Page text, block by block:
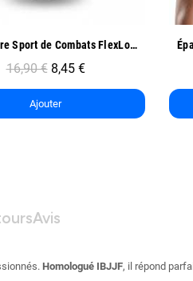
Aperçu rapide Épaulière Sport de Combats Exo One - Oben
15,90 € 7,95 €
Ajouter
Avis
Homologué IBJJF, il répond